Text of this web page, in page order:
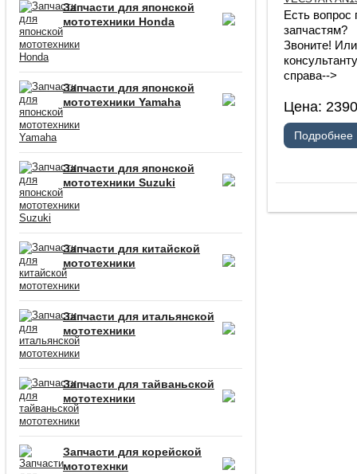
Запчасти для японской
мототехники Honda
Запчасти для японской
мототехники Yamaha
Запчасти для японской
мототехники Suzuki
Запчасти для китайской
мототехники
Запчасти для итальянской
мототехники
Запчасти для тайваньской
мототехники
Запчасти для корейской
мототехнки
Есть вопрос
запчастям?
Звоните!
справа-->
Цена: 2390
Подробнее